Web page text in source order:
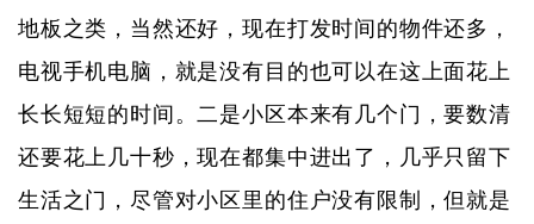
地板之类，当然还好，现在打发时间的物件还多，
电视手机电脑，就是没有目的也可以在这上面花上
长长短短的时间。二是小区本来有几个门，要数清
还要花上几十秒，现在都集中进出了，几乎只留下
生活之门，尽管对小区里的住户没有限制，但就是